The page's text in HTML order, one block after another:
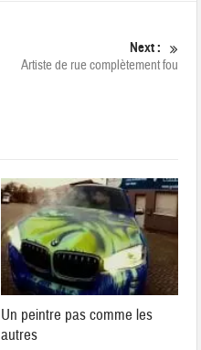
Next :
Artiste de rue complètement fou
Un peintre pas comme les
autres